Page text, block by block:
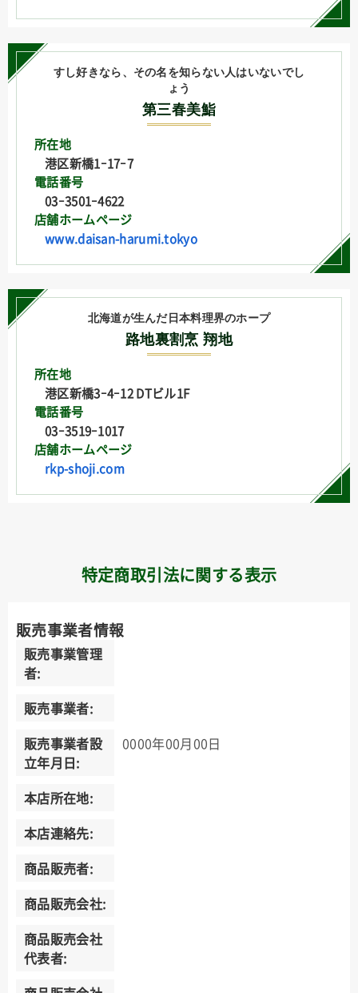
すし好きなら、その名を知らない人はいないでし
ょう
第三春美鮨
所在地
港区新橋1ｰ17ｰ7
電話番号
03ｰ3501ｰ4622
店舗ホームページ
www.daisan-harumi.tokyo
北海道が生んだ日本料理界のホープ
路地裏割烹 翔地
所在地
港区新橋3ｰ4ｰ12 DTビル1F
電話番号
03ｰ3519ｰ1017
店舗ホームページ
rkp-shoji.com
特定商取引法に関する表示
販売事業者情報
販売事業管理
者:
販売事業者:
販売事業者設
立年月日:
0000年00月00日
本店所在地:
本店連絡先:
商品販売者:
商品販売会社:
商品販売会社
代表者: